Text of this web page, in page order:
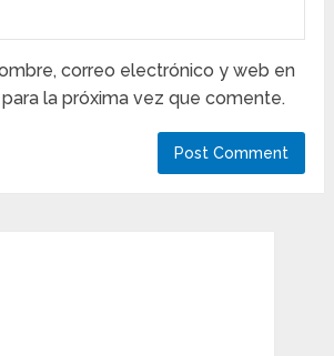
correo electrónico y web en
la próxima vez que comente.